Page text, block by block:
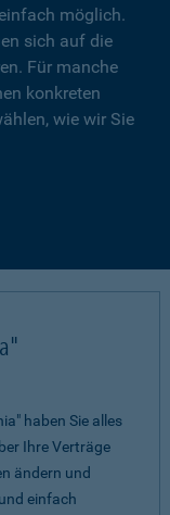
möglich.
sich auf die
Für manche
konkreten
wie wir Sie
haben Sie alles
Ihre Verträge
ändern und
einfach